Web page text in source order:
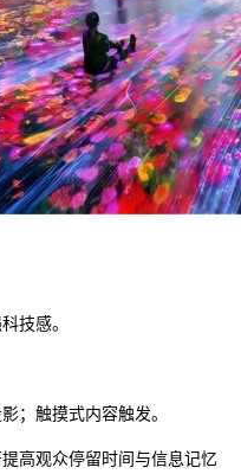
技感。
；触摸式内容触发。
高观众停留时间与信息记忆